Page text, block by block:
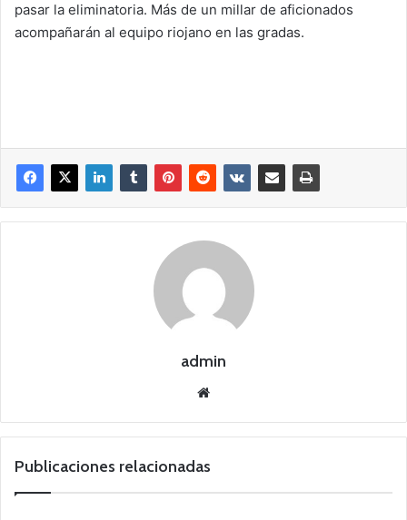
pasar la eliminatoria. Más de un millar de aficionados
acompañarán al equipo riojano en las gradas.
admin
we
Publicaciones relacionadas